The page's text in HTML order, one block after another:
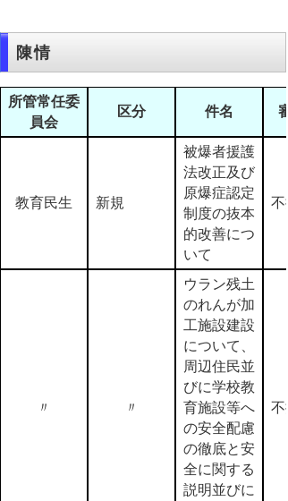
陳情
所管常任委
員会
区分 件名
教育民生 新規
被爆者援護
法改正及び
原爆症認定
制度の抜本
的改善につ
いて
不
〃 〃
ウラン残土
のれんが加
工施設建設
について、
周辺住民並
びに学校教
育施設等へ
の安全配慮
の徹底と安
全に関する
説明並びに
不